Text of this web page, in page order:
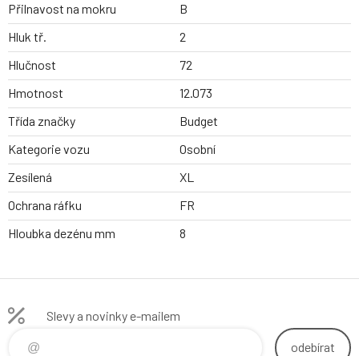
Přilnavost na mokru
B
Hluk tř.
2
Hlučnost
72
Hmotnost
12.073
Třída značky
Budget
Kategorie vozu
Osobní
Zesílená
XL
Ochrana ráfku
FR
Hloubka dezénu mm
8
Slevy a novinky e-mailem
odebírat